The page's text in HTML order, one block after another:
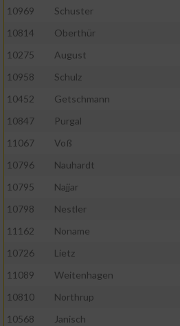
10969
Schuster
10814
Oberthür
10275
August
10958
Schulz
10452
Getschmann
10847
Purgal
11067
Voß
10796
Nauhardt
10795
Najjar
10798
Nestler
11162
Noname
10726
Lietz
11089
Weitenhagen
10810
Northrup
10568
Janisch